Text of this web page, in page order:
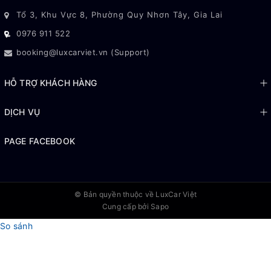
Tổ 3, Khu Vực 8, Phường Quy Nhơn Tây, Gia Lai
0976 911 522
booking@luxcarviet.vn (Support)
HỖ TRỢ KHÁCH HÀNG
DỊCH VỤ
PAGE FACEBOOK
© Bản quyền thuộc về LuxCar Việt
Cung cấp bởi Sapo
So sánh